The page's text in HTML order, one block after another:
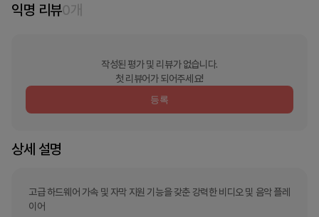
익명 리뷰0개
작성된 평가 및 리뷰가 없습니다.
첫 리뷰어가 되어주세요!
등록
상세 설명
고급 하드웨어 가속 및 자막 지원 기능을 갖춘 강력한 비디오 및 음악 플레
이어